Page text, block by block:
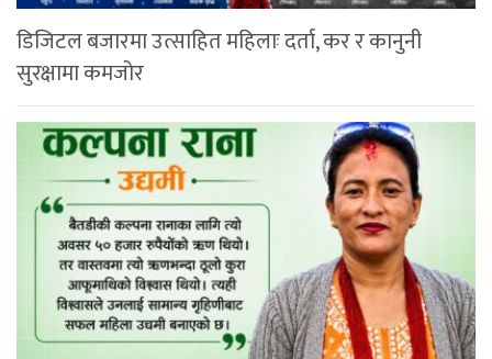
डिजिटल बजारमा उत्साहित महिलाः दर्ता, कर र कानुनी
सुरक्षामा कमजोर